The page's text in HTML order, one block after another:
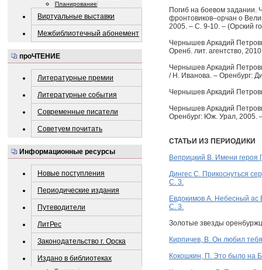
Планирование
Виртуальные выставки
Межбиблиотечный абонемент
проЧТЕНИЕ
Литературные премии
Литературные события
Современные писатели
Советуем почитать
Информационные ресурсы
Новые поступления
Периодические издания
Путеводители
ЛитРес
Законодательство г. Орска
Издано в библиотеках
Погиб на боевом задании.
фронтовиков–орчан о
2005. – С. 9-10. – (Орский
Чернышев Аркадий
Оренб. лит. агентство,
Чернышев Аркадий
/ Н. Иванова. – Оренбург:
Чернышев Аркадий
Чернышев Аркадий
Оренбург: Юж. Урал, 2005.
СТАТЬИ ИЗ ПЕРИОДИКИ
Веприцкий В. Имени героя
Дингес С. Прикоснуться
С. 3.
Евдокимов А. Небесный ас
С. 3.
Золотые звезды
Кирпичев, В. Он любил
Кокошкин, П. Это было на